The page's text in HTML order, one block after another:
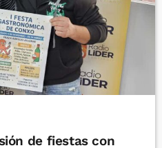
de fiestas con